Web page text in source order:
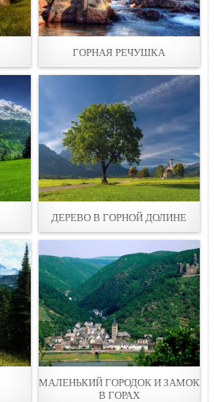
ГОРНАЯ РЕЧУШКА
ДЕРЕВО В ГОРНОЙ ДОЛИНЕ
МАЛЕНЬКИЙ ГОРОДОК И ЗАМОК
В ГОРАХ